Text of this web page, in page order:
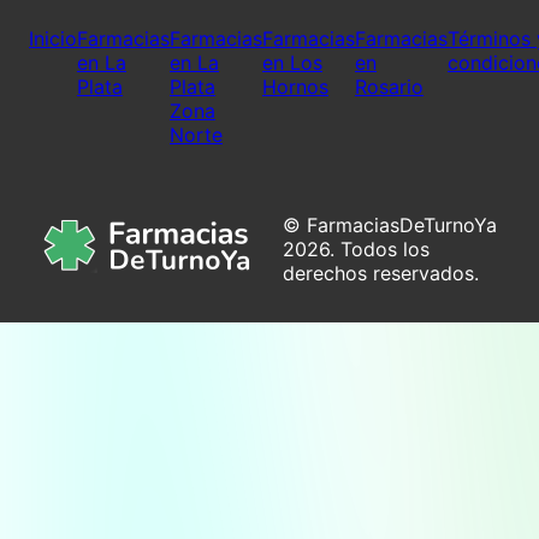
InicioFarmacias
en La
Plata
Farmacias
en La
Plata
Zona
Norte
Farmacias
en Los
Hornos
Farmacias
en
Rosario
Términos
© FarmaciasDeTurnoYa
2026. Todos los
derechos reservados.